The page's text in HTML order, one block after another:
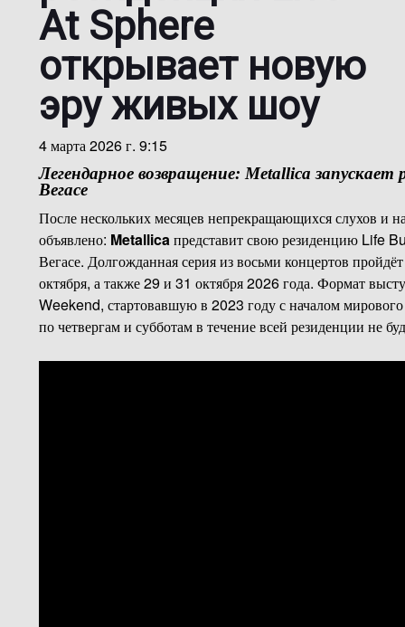
At Sphere
открывает новую
эру живых шоу
4 марта 2026 г. 9:15
Легендарное возвращение: Metallica запускает
Вегасе
После нескольких месяцев непрекращающихся слухов и
объявлено: Metallicaпредставит свою резиденцию Life
Вегасе. Долгожданная серия из восьми концертов
октября, а также 29 и 31 октября 2026 года. Формат
Weekend, стартовавшую в 2023 году с началом
по четвергам и субботам в течение всей резиденции не